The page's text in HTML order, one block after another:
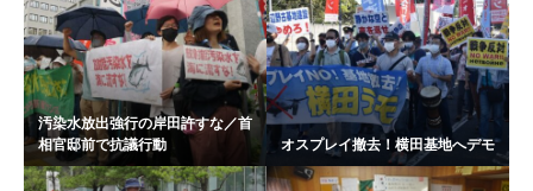
汚染水放出強行の岸田許すな／首
相官邸前で抗議行動
オスプレイ撤去！横田基地へデモ